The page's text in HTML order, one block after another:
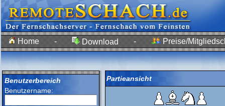
Home - Download - Preise/
Benutzerbereich
Benutzername:
Partieansicht